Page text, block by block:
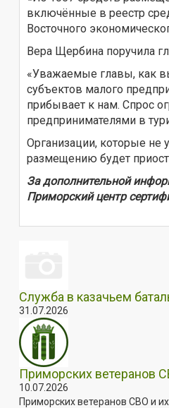
включённые в реестр
Восточного
Вера Щербина поручила
«Уважаемые главы, как
субъектов малого
прибывает к нам. Спрос
предпринимателями в
Организации, которые не
размещению будет
За дополнительной
Приморский центр
Служба в казачьем
31.07.2026
Приморских ветеранов
10.07.2026
Приморских ветеранов СВО и